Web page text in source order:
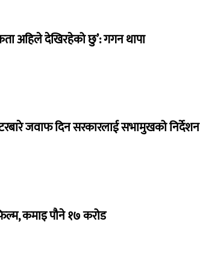
अहिले देखिरहेको छु’: गगन थापा
जवाफ दिन सरकारलाई सभामुखको निर्देशन
कमाइ पौने १७ करोड